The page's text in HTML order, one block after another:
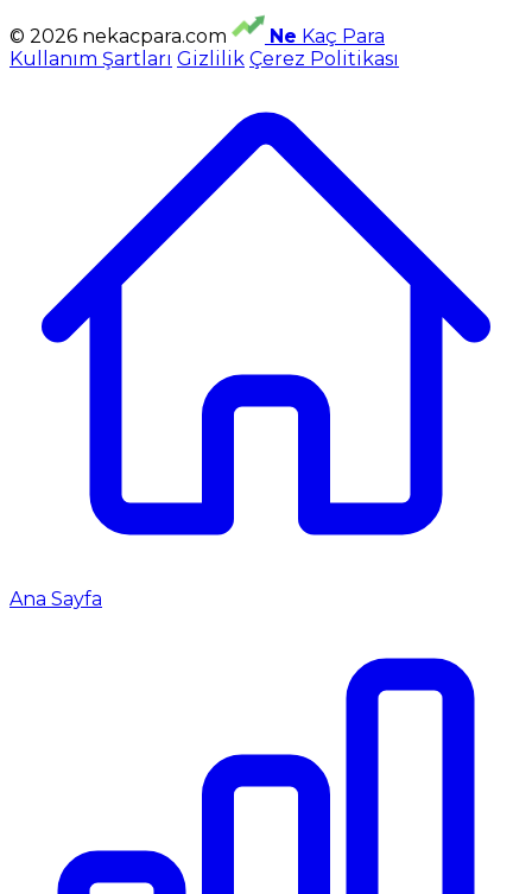
© 2026 nekacpara.com Ne Kaç Para
Kullanım Şartları Gizlilik Çerez Politikası
Ana Sayfa